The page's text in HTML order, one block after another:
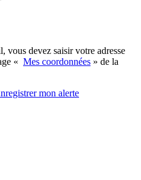
vous devez saisir votre adresse
« Mes coordonnées » de la
mon alerte